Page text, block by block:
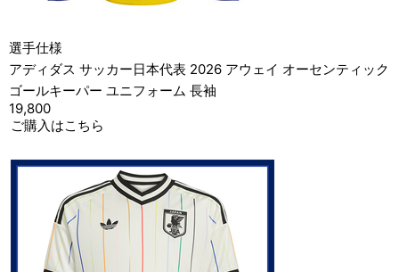
選手仕様
アディダス サッカー日本代表 2026 アウェイ オーセンティック
ゴールキーパー ユニフォーム 長袖
19,800
ご購入はこちら